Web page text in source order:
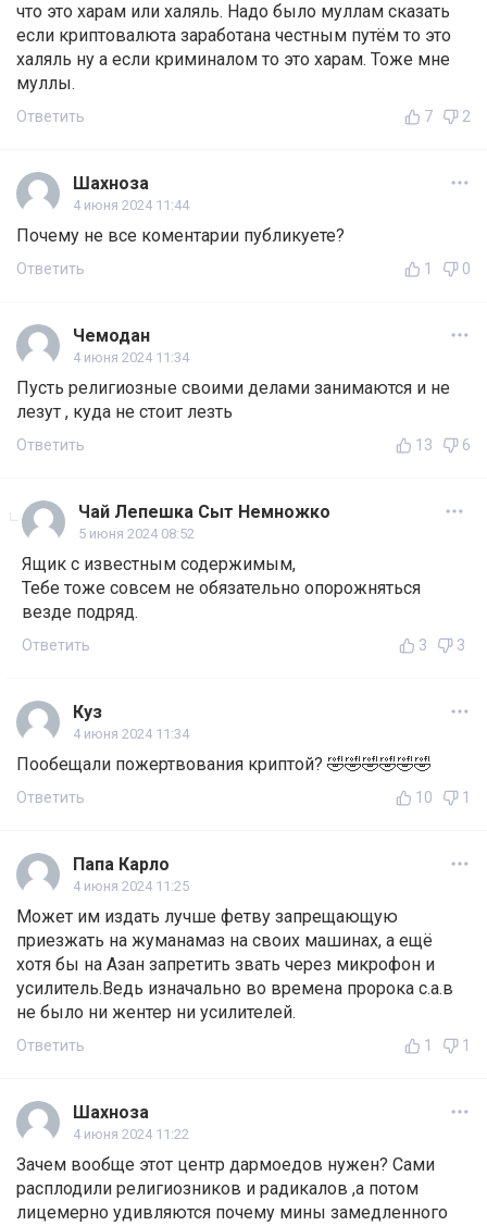
что это харам или халяль. Надо было муллам сказать
если криптовалюта заработана честным путём то это
халяль ну а если криминалом то это харам. Тоже мне
муллы.
Ответить 7 2
Шахноза
4 июня 2024 11:44
Почему не все коментарии публикуете?
Ответить 1 0
Чемодан
4 июня 2024 11:34
Пусть религиозные своими делами занимаются и не
лезут , куда не стоит лезть
Ответить 13 6
Чай Лепешка Сыт Немножко
5 июня 2024 08:52
Ящик с известным содержимым,
Тебе тоже совсем не обязательно опорожняться
везде подряд.
Ответить 3 3
Куз
4 июня 2024 11:34
Пообещали пожертвования криптой? 🤣🤣🤣🤣🤣🤣
Ответить 10 1
Папа Карло
4 июня 2024 11:25
Может им издать лучше фетву запрещающую
приезжать на жуманамаз на своих машинах, а ещё
хотя бы на Азан запретить звать через микрофон и
усилитель.Ведь изначально во времена пророка с.а.в
не было ни жентер ни усилителей.
Ответить 1 1
Шахноза
4 июня 2024 11:22
Зачем вообще этот центр дармоедов нужен? Сами
расплодили религиозников и радикалов ,а потом
лицемерно удивляются почему мины замедленного